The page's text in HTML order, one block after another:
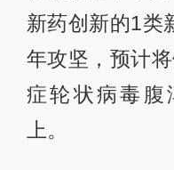
新药创新的1类
年攻坚，预计
症轮状病毒腹
上。